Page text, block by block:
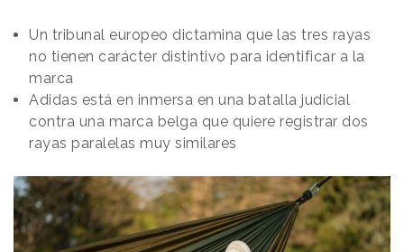
Un tribunal europeo dictamina que las tres rayas
no tienen carácter distintivo para identificar a la
marca
Adidas está en inmersa en una batalla judicial
contra una marca belga que quiere registrar dos
rayas paralelas muy similares